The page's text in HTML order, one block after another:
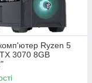
Ryzen 5
3070 8GB